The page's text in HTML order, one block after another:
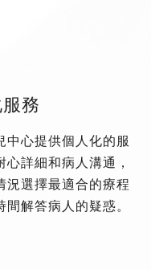
務
中心提供個人化的服
心詳細和病人溝通，
況選擇最適合的療程
間解答病人的疑惑。